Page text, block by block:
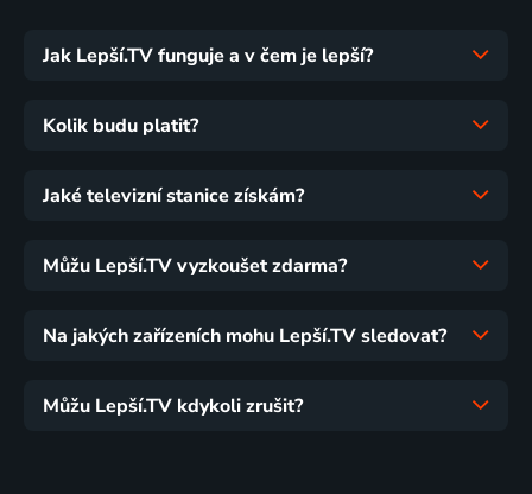
Jak Lepší.TV funguje a v čem je lepší?
Kolik budu platit?
Jaké televizní stanice získám?
Můžu Lepší.TV vyzkoušet zdarma?
Na jakých zařízeních mohu Lepší.TV sledovat?
Můžu Lepší.TV kdykoli zrušit?